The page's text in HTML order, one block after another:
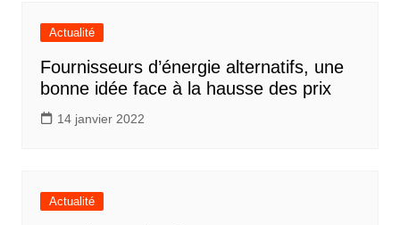
Actualité
Fournisseurs d’énergie alternatifs, une
bonne idée face à la hausse des prix
14 janvier 2022
Actualité